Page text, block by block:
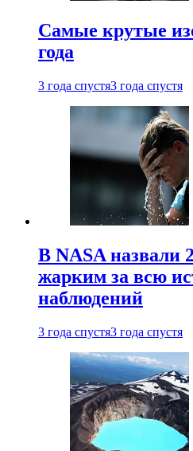
Самые крутые
года
3 года спустя3 года спустя
В NASA назвали
жарким за всю
наблюдений
3 года спустя3 года спустя